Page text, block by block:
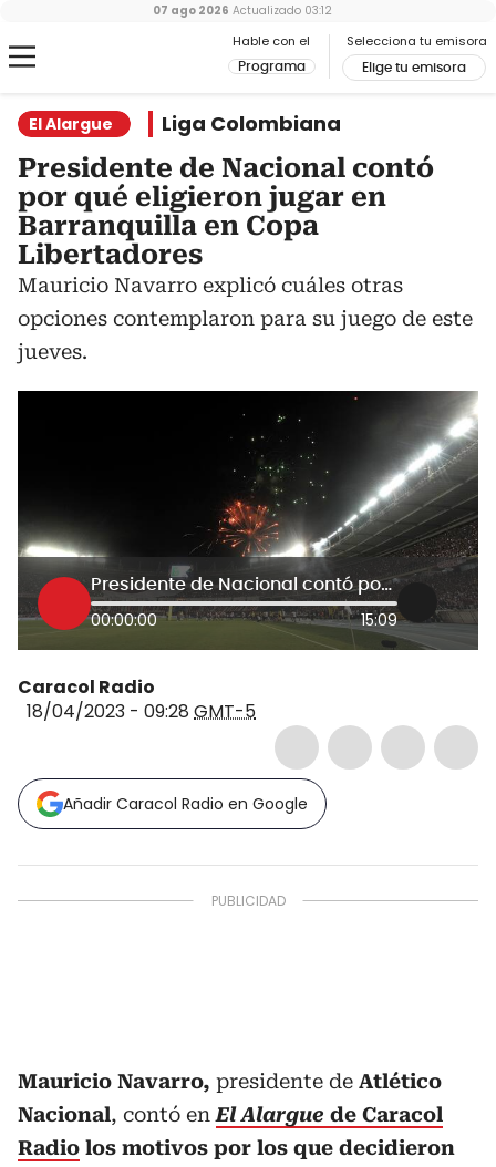
Hable con el
Programa
Selecciona tu emisora
Elige tu emisora
07 ago 2026 Actualizado 03:12
El Alargue Liga Colombiana
Presidente de Nacional contó
por qué eligieron jugar en
Barranquilla en Copa
Libertadores
Mauricio Navarro explicó cuáles otras
opciones contemplaron para su juego de este
jueves.
Presidente de Nacional contó por qué eligieron jugar en Barranquilla en Copa Libertadores
00:00:00 15:09
Caracol Radio
18/04/2023 - 09:28 GMT-5
Añadir Caracol Radio en Google
Mauricio Navarro, presidente de Atlético
Nacional, contó enEl Alargue de Caracol
Radio los motivos por los que decidieron